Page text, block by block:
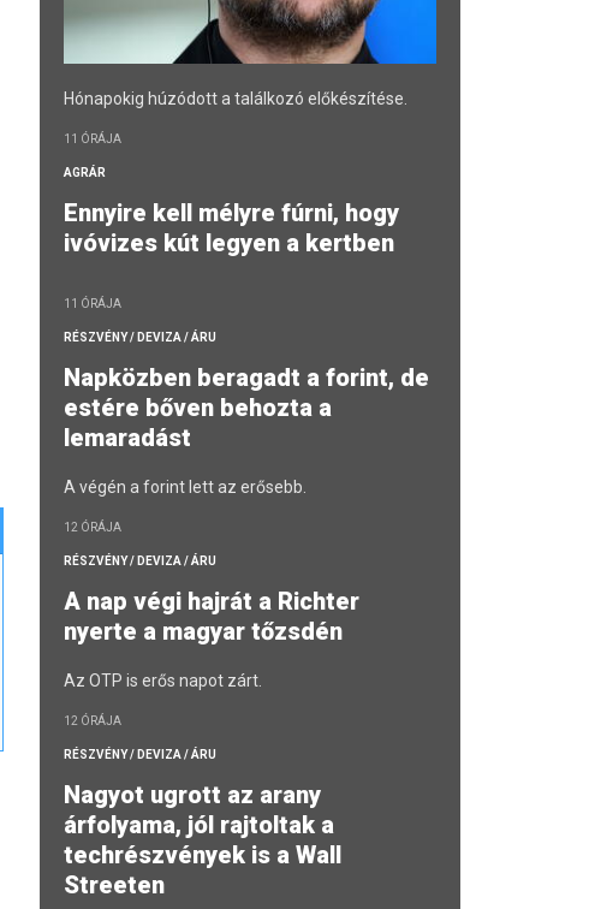
Hónapokig húzódott a találkozó előkészítése.
11 ÓRÁJA
AGRÁR
Ennyire kell mélyre fúrni, hogy
ivóvizes kút legyen a kertben
11 ÓRÁJA
RÉSZVÉNY / DEVIZA / ÁRU
Napközben beragadt a forint, de
estére bőven behozta a
lemaradást
A végén a forint lett az erősebb.
12 ÓRÁJA
RÉSZVÉNY / DEVIZA / ÁRU
A nap végi hajrát a Richter
nyerte a magyar tőzsdén
Az OTP is erős napot zárt.
12 ÓRÁJA
RÉSZVÉNY / DEVIZA / ÁRU
Nagyot ugrott az arany
árfolyama, jól rajtoltak a
techrészvények is a Wall
Streeten